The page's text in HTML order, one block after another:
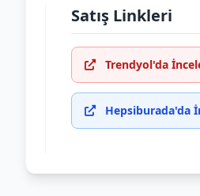
Satış Linkleri
Trendyol'da
Hepsiburada'da